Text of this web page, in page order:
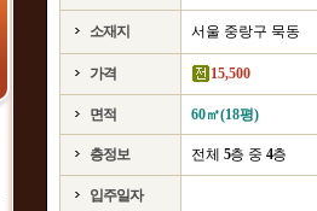
소재지 서울 중랑구 묵동
가격 15,500
면적 60㎡(18평)
층정보 전체 5층 중 4층
입주일자